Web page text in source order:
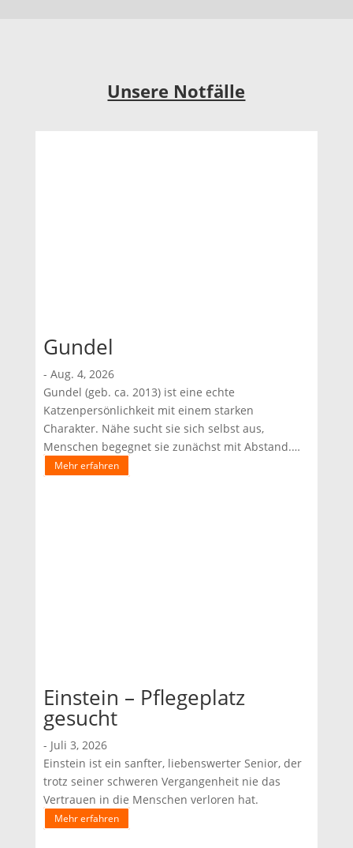
Unsere Notfälle
Gundel
- Aug. 4, 2026
Gundel (geb. ca. 2013) ist eine echte
Katzenpersönlichkeit mit einem starken
Charakter. Nähe sucht sie sich selbst aus,
Menschen begegnet sie zunächst mit Abstand.
Doch wir sind sicher: Irgendwo gibt es genau die
Mehr erfahren
Einstein – Pflegeplatz
gesucht
- Juli 3, 2026
Einstein ist ein sanfter, liebenswerter Senior, der
trotz seiner schweren Vergangenheit nie das
Vertrauen in die Menschen verloren hat.
Mehr erfahren